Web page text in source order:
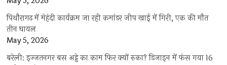
पिथौरागढ़ में मेहंदी कार्यक्रम जा रही कमांडर जीप खाई में गिरी, एक की मौत
तीन घायल
May 5, 2026
बरेली: इज्जतनगर बस अड्डे का काम फिर क्यों रुका? डिजाइन में फंस गया 16